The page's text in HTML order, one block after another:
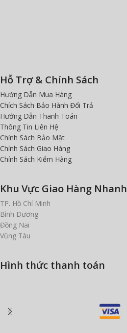
Hỗ Trợ & Chính Sách
Hướng Dẫn Mua Hàng
Chích Sách Bảo Hành Đổi Trả
Hướng Dẫn Thanh Toán
Thông Tin Liên Hệ
Chính Sách Bảo Mật
Chính Sách Giao Hàng
Chính Sách Kiểm Hàng
Khu Vực Giao Hàng Nhanh
TP. Hồ Chí Minh
Bình Dương
Đồng Nai
Vũng Tàu
Hình thức thanh toán